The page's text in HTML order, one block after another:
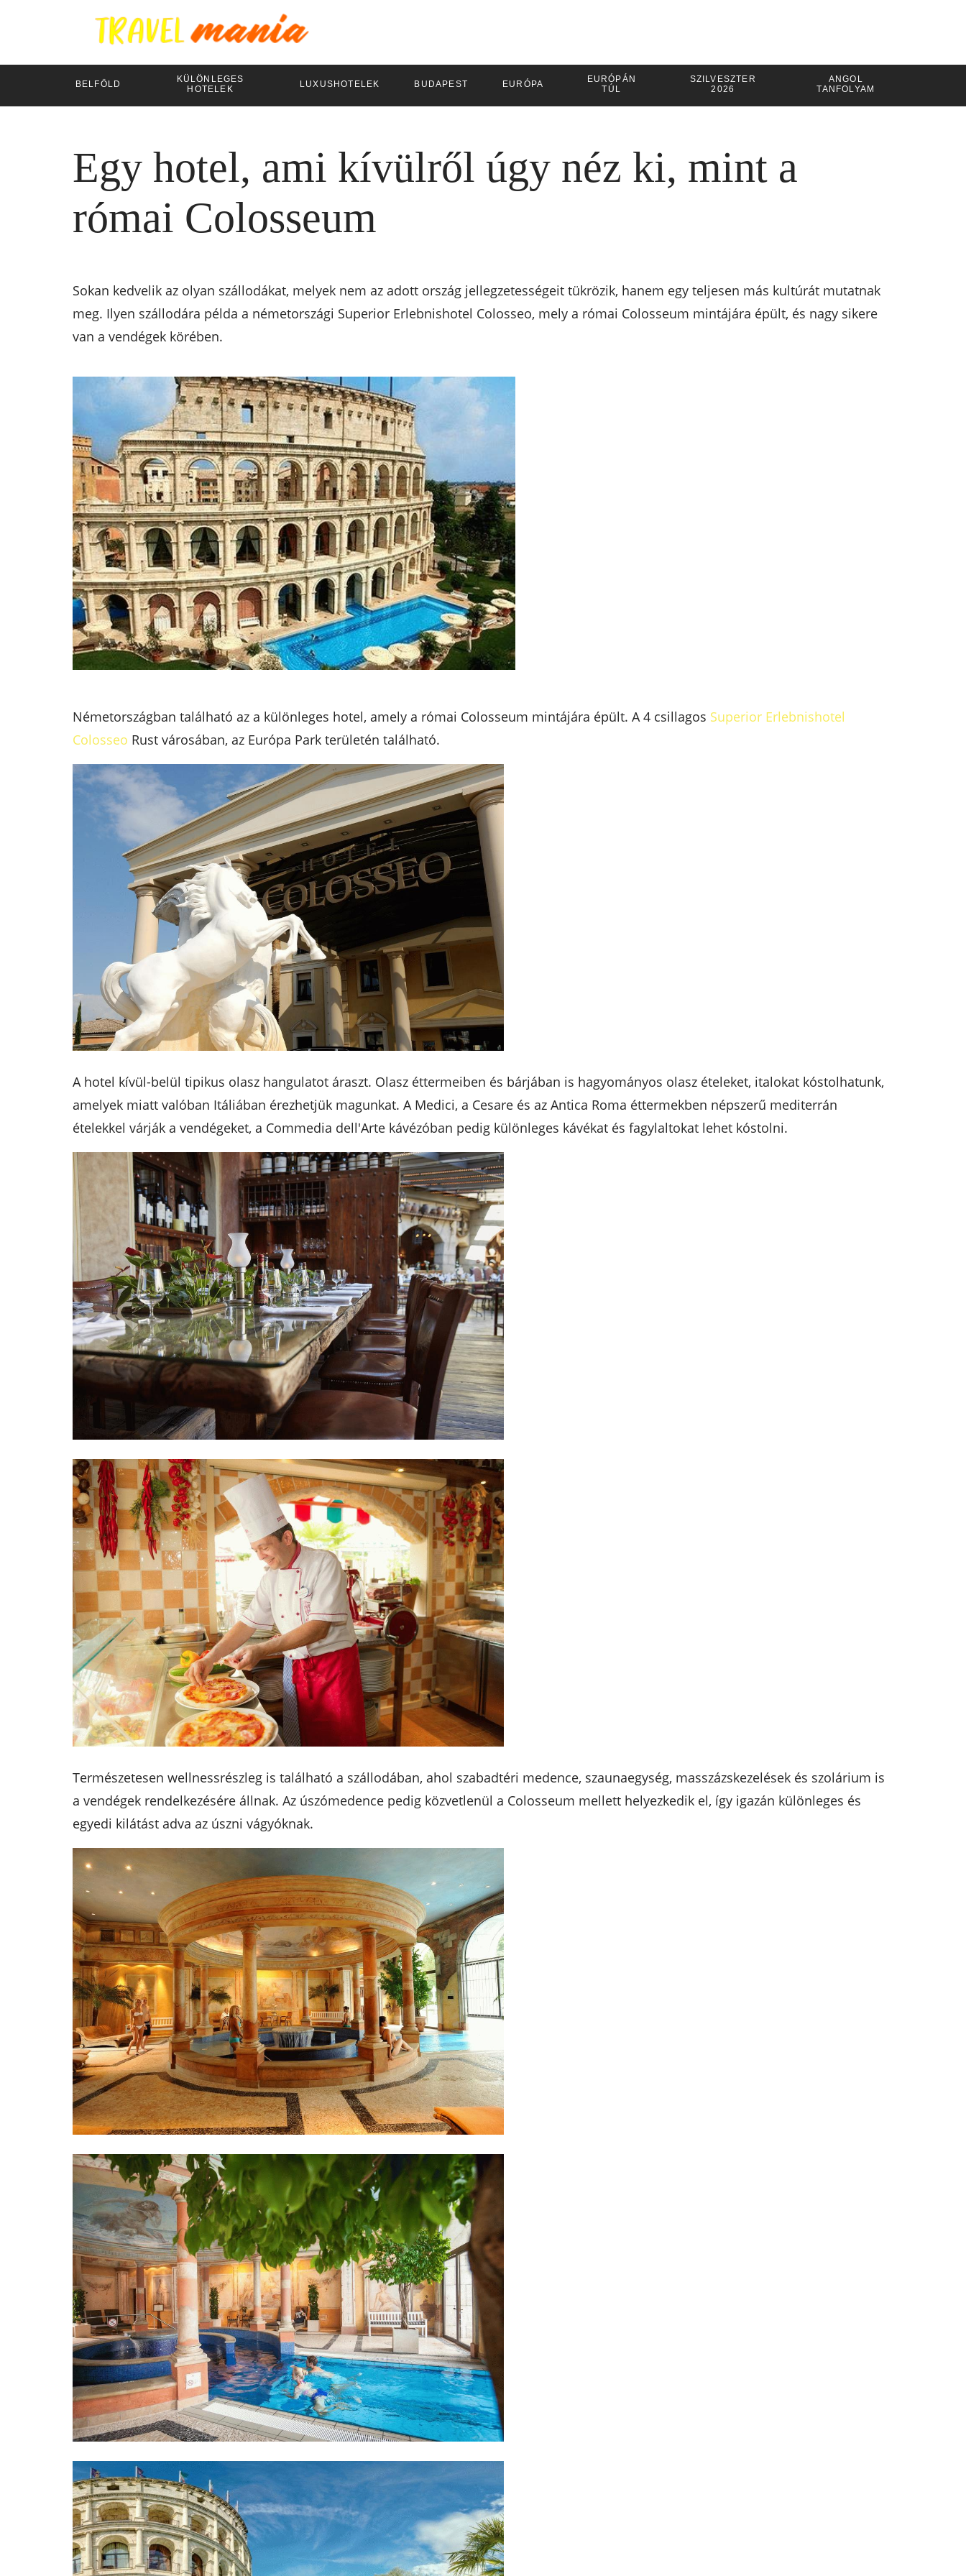
BELFÖLD
KÜLÖNLEGES
HOTELEK
LUXUSHOTELEK BUDAPEST EURÓPA
EURÓPÁN
TÚL
SZILVESZTER
2026
ANGOL
TANFOLYAM
Egy hotel, ami kívülről úgy néz ki, mint a
római Colosseum
Sokan kedvelik az olyan szállodákat, melyek nem az adott ország jellegzetességeit tükrözik, hanem egy teljesen más kultúrát mutatnak
meg. Ilyen szállodára példa a németországi Superior Erlebnishotel Colosseo, mely a római Colosseum mintájára épült, és nagy sikere
van a vendégek körében.
Németországban található az a különleges hotel, amely a római Colosseum mintájára épült. A 4 csillagos Superior Erlebnishotel
Colosseo Rust városában, az Európa Park területén található.
A hotel kívül-belül tipikus olasz hangulatot áraszt. Olasz éttermeiben és bárjában is hagyományos olasz ételeket, italokat kóstolhatunk,
amelyek miatt valóban Itáliában érezhetjük magunkat. A Medici, a Cesare és az Antica Roma éttermekben népszerű mediterrán
ételekkel várják a vendégeket, a Commedia dell'Arte kávézóban pedig különleges kávékat és fagylaltokat lehet kóstolni.
Természetesen wellnessrészleg is található a szállodában, ahol szabadtéri medence, szaunaegység, masszázskezelések és szolárium is
a vendégek rendelkezésére állnak. Az úszómedence pedig közvetlenül a Colosseum mellett helyezkedik el, így igazán különleges és
egyedi kilátást adva az úszni vágyóknak.